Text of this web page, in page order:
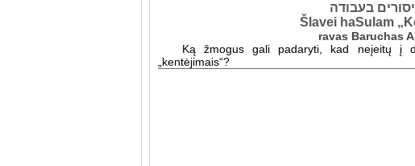
בעבודה
Šlavei haSulam
Ką žmogus gali padaryti, kad neįeitų į
„kentėjimais“?